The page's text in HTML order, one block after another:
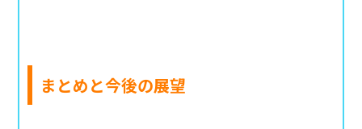
まとめと今後の展望